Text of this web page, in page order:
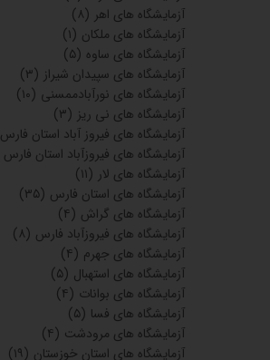
آزمایشگاه های اهر (۸)
آزمایشگاه های ملکان (۱)
آزمایشگاه های ساوه (۵)
آزمایشگاه های سپیدان شیراز (۳)
آزمایشگاه های نورآبادممسنی (۱۰)
آزمایشگاه های نی ریز (۳)
آزمایشگاه های فیروز آباد استان فارس
آزمایشگاه های فیروزآباد استان فارس
آزمایشگاه های لار (۱۱)
آزمایشگاه های استان فارس (۳۵)
آزمایشگاه های گراش (۴)
آزمایشگاه های فیروزآباد فارس (۸)
آزمایشگاه های جهرم (۴)
آزمایشگاه های استهبال (۵)
آزمایشگاه های بوانات (۴)
آزمایشگاه های فسا (۵)
آزمایشگاه های مرودشت (۴)
آزمایشگاه های استان خوزستان (۱۹)